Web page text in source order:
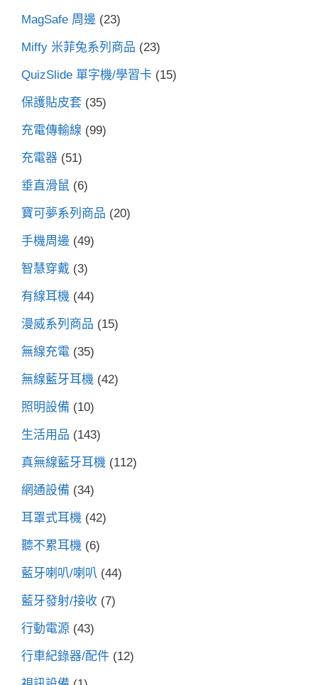
MagSafe 周邊 (23)
Miffy 米菲兔系列商品 (23)
QuizSlide 單字機/學習卡 (15)
保護貼皮套 (35)
充電傳輸線 (99)
充電器 (51)
垂直滑鼠 (6)
寶可夢系列商品 (20)
手機周邊 (49)
智慧穿戴 (3)
有線耳機 (44)
漫威系列商品 (15)
無線充電 (35)
無線藍牙耳機 (42)
照明設備 (10)
生活用品 (143)
真無線藍牙耳機 (112)
網通設備 (34)
耳罩式耳機 (42)
聽不累耳機 (6)
藍牙喇叭/喇叭 (44)
藍牙發射/接收 (7)
行動電源 (43)
行車紀錄器/配件 (12)